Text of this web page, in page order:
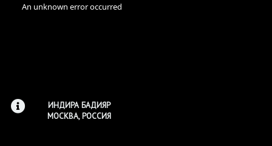
ИНДИРА БАДИЯР
МОСКВА, РОССИЯ